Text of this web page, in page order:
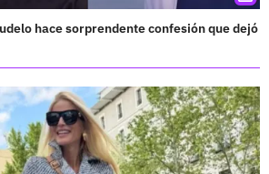
hace sorprendente confesión que dejó